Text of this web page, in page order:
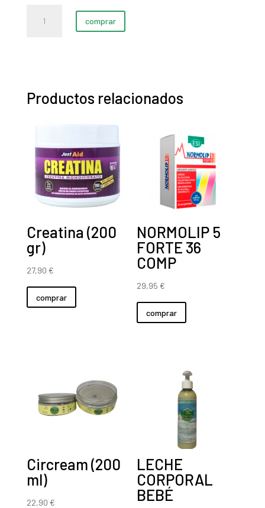
BLANDAS
comprar
Productos relacionados
Creatina (200
gr)
27,90 €
comprar
NORMOLIP 5
FORTE 36
COMP
29,95 €
comprar
Circream (200
ml)
22,90 €
LECHE
CORPORAL
BEBÉ